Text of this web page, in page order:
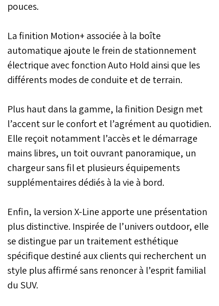
pouces.
La finition Motion+ associée à la boîte
automatique ajoute le frein de stationnement
électrique avec fonction Auto Hold ainsi que les
différents modes de conduite et de terrain.
Plus haut dans la gamme, la finition Design met
l’accent sur le confort et l’agrément au quotidien.
Elle reçoit notamment l’accès et le démarrage
mains libres, un toit ouvrant panoramique, un
chargeur sans fil et plusieurs équipements
supplémentaires dédiés à la vie à bord.
Enfin, la version X-Line apporte une présentation
plus distinctive. Inspirée de l’univers outdoor, elle
se distingue par un traitement esthétique
spécifique destiné aux clients qui recherchent un
style plus affirmé sans renoncer à l’esprit familial
du SUV.